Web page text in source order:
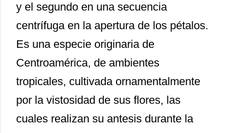
y el segundo en una secuencia
centrífuga en la apertura de los pétalos.
Es una especie originaria de
Centroamérica, de ambientes
tropicales, cultivada ornamentalmente
por la vistosidad de sus flores, las
cuales realizan su antesis durante la